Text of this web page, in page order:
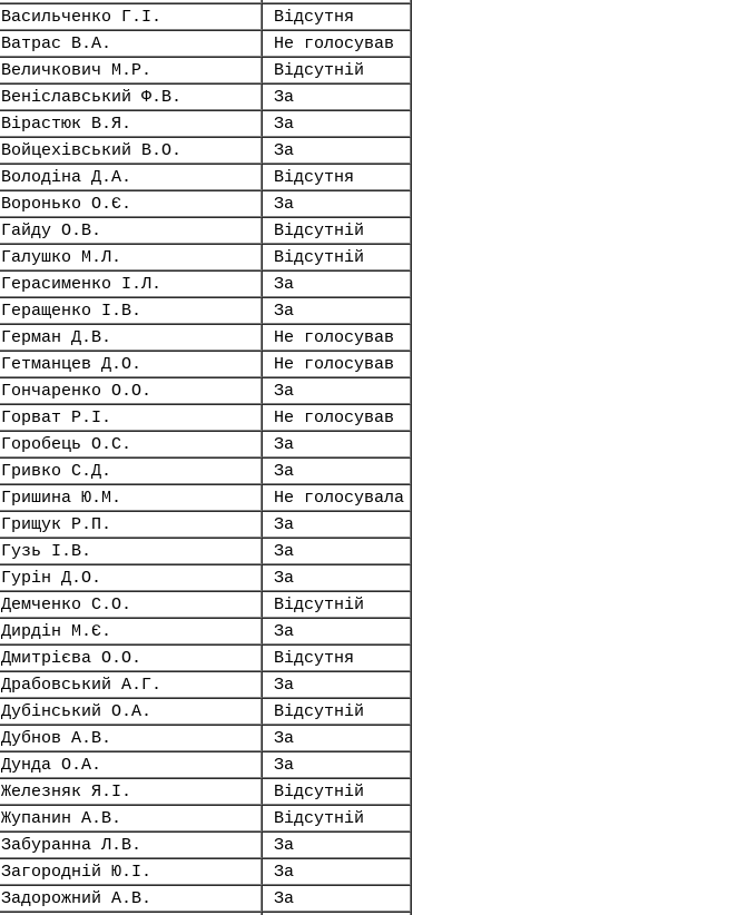
Васильченко Г.І.
Відсутня
Ватрас В.А.
Не голосував
Величкович М.Р.
Відсутній
Веніславський Ф.В.
За
Вірастюк В.Я.
За
Войцехівський В.О.
За
Володіна Д.А.
Відсутня
Воронько О.Є.
За
Гайду О.В.
Відсутній
Галушко М.Л.
Відсутній
Герасименко І.Л.
За
Геращенко І.В.
За
Герман Д.В.
Не голосував
Гетманцев Д.О.
Не голосував
Гончаренко О.О.
За
Горват Р.І.
Не голосував
Горобець О.С.
За
Гривко С.Д.
За
Гришина Ю.М.
Не голосувала
Грищук Р.П.
За
Гузь І.В.
За
Гурін Д.О.
За
Демченко С.О.
Відсутній
Дирдін М.Є.
За
Дмитрієва О.О.
Відсутня
Драбовський А.Г.
За
Дубінський О.А.
Відсутній
Дубнов А.В.
За
Дунда О.А.
За
Железняк Я.І.
Відсутній
Жупанин А.В.
Відсутній
Забуранна Л.В.
За
Загородній Ю.І.
За
Задорожний А.В.
За